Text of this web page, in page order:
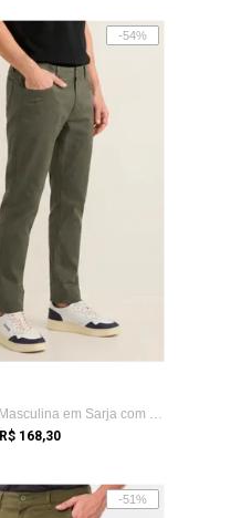
-54%
Calça Slim Masculina em Sarja com Elastano Verde
R$ 168,30
-51%